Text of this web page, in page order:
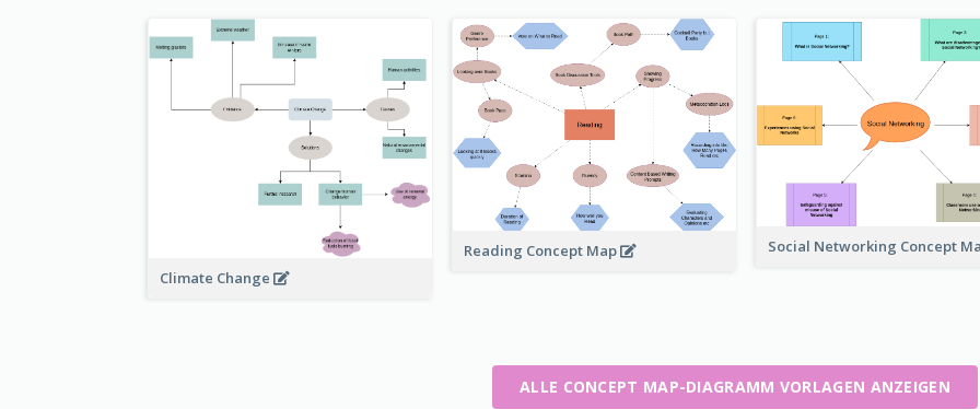
Climate Change
Reading Concept Map Social Networking Concept
ALLE CONCEPT MAP-DIAGRAMM VORLAGEN ANZEIGEN